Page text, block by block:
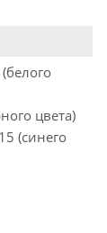
цвета)
(синего